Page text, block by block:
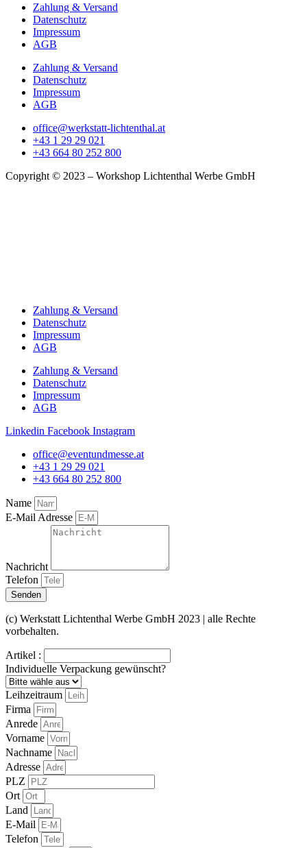
Zahlung & Versand
Datenschutz
Impressum
AGB
Zahlung & Versand
Datenschutz
Impressum
AGB
office@werkstatt-lichtenthal.at
+43 1 29 29 021
+43 664 80 252 800
Copyright © 2023 – Workshop Lichtenthal Werbe GmbH
Zahlung & Versand
Datenschutz
Impressum
AGB
Zahlung & Versand
Datenschutz
Impressum
AGB
Linkedin Facebook Instagram
office@eventundmesse.at
+43 1 29 29 021
+43 664 80 252 800
Name
E-Mail Adresse
Nachricht
Telefon
Senden
(c) Werkstatt Lichtenthal Werbe GmbH 2023 | alle Rechte
vorbehalten.
Artikel :
Individuelle Verpackung gewünscht?
Leihzeitraum
Firma
Anrede
Vorname
Nachname
Adresse
PLZ
Ort
Land
E-Mail
Telefon